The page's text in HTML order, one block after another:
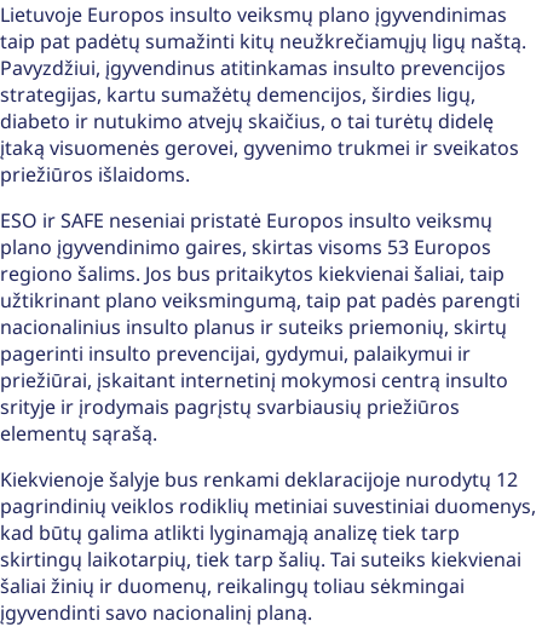
Lietuvoje Europos insulto veiksmų plano įgyvendinimas
taip pat padėtų sumažinti kitų neužkrečiamųjų ligų naštą.
Pavyzdžiui, įgyvendinus atitinkamas insulto prevencijos
strategijas, kartu sumažėtų demencijos, širdies ligų,
diabeto ir nutukimo atvejų skaičius, o tai turėtų didelę
įtaką visuomenės gerovei, gyvenimo trukmei ir sveikatos
priežiūros išlaidoms.
ESO ir SAFE neseniai pristatė Europos insulto veiksmų
plano įgyvendinimo gaires, skirtas visoms 53 Europos
regiono šalims. Jos bus pritaikytos kiekvienai šaliai, taip
užtikrinant plano veiksmingumą, taip pat padės parengti
nacionalinius insulto planus ir suteiks priemonių, skirtų
pagerinti insulto prevencijai, gydymui, palaikymui ir
priežiūrai, įskaitant internetinį mokymosi centrą insulto
srityje ir įrodymais pagrįstų svarbiausių priežiūros
elementų sąrašą.
Kiekvienoje šalyje bus renkami deklaracijoje nurodytų 12
pagrindinių veiklos rodiklių metiniai suvestiniai duomenys,
kad būtų galima atlikti lyginamąją analizę tiek tarp
skirtingų laikotarpių, tiek tarp šalių. Tai suteiks kiekvienai
šaliai žinių ir duomenų, reikalingų toliau sėkmingai
įgyvendinti savo nacionalinį planą.